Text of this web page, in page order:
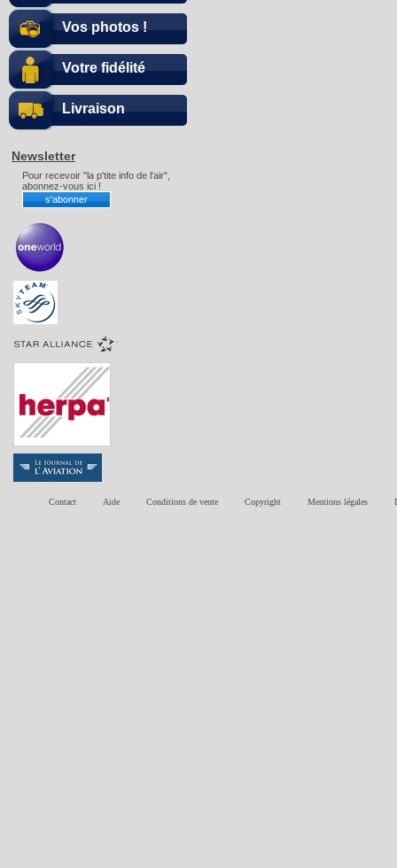
Vos photos !
Votre fidélité
Livraison
Newsletter
Pour recevoir "la p'tite info de l'air",
abonnez-vous ici !
Contact Aide Conditions de vente Copyright Mentions légales